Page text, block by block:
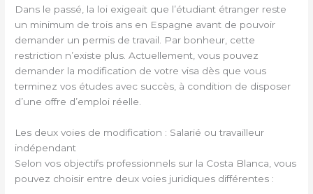
Dans le passé, la loi exigeait que l’étudiant étranger reste
un minimum de trois ans en Espagne avant de pouvoir
demander un permis de travail. Par bonheur, cette
restriction n’existe plus. Actuellement, vous pouvez
demander la modification de votre visa dès que vous
terminez vos études avec succès, à condition de disposer
d’une offre d’emploi réelle.
Les deux voies de modification : Salarié ou travailleur
indépendant
Selon vos objectifs professionnels sur la Costa Blanca, vous
pouvez choisir entre deux voies juridiques différentes :